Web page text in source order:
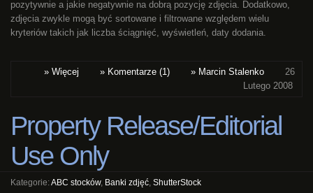
pozytywnie a jakie negatywnie na dobrą pozycję zdjęcia. Dodatkowo,
zdjęcia zwykle mogą być sortowane i filtrowane względem wielu
kryteriów takich jak liczba ściągnięć, wyświetleń, daty dodania.
» Więcej » Komentarze (1) » Marcin Stalenko
26
Lutego 2008
Property Release/Editorial
Use Only
Kategorie:ABC stocków, Banki zdjęć ShutterStock